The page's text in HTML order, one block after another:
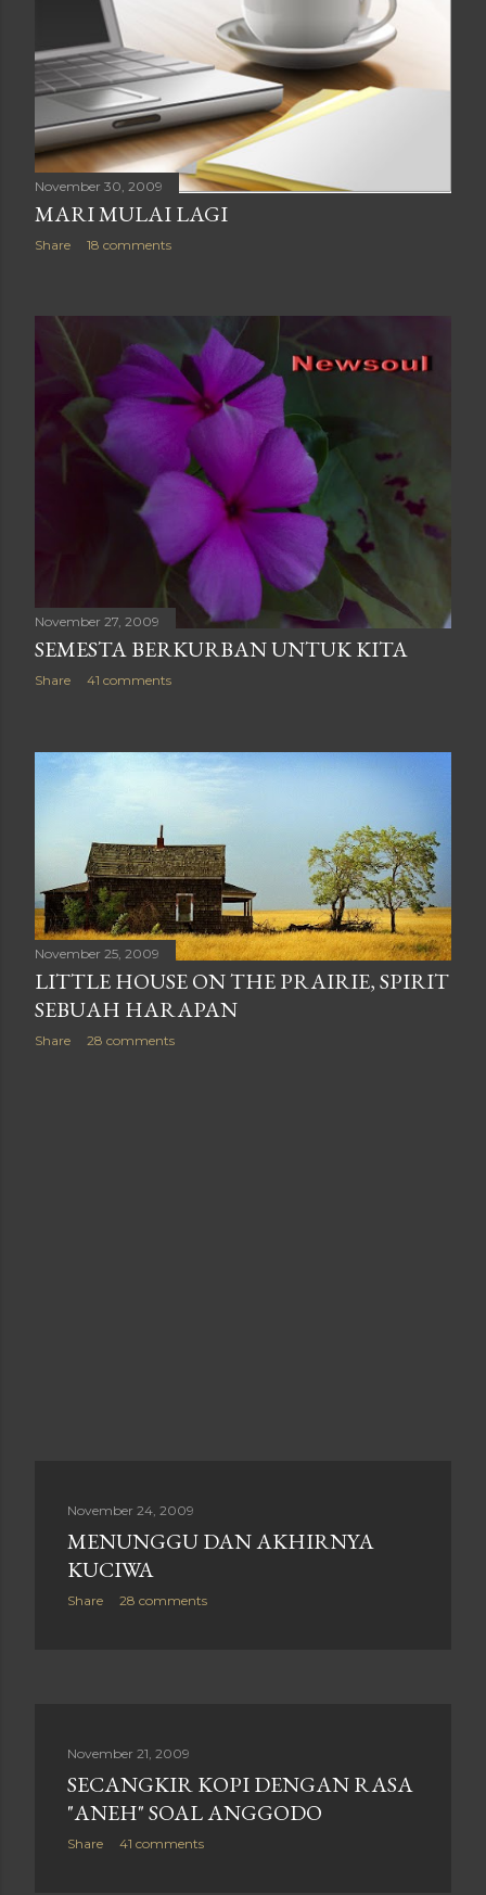
November 30, 2009
MARI MULAI LAGI
Share 18 comments
November 27, 2009
SEMESTA BERKURBAN UNTUK KITA
Share 41 comments
November 25, 2009
LITTLE HOUSE ON THE PRAIRIE, SPIRIT
SEBUAH HARAPAN
Share 28 comments
November 24, 2009
MENUNGGU DAN AKHIRNYA
KUCIWA
Share 28 comments
November 21, 2009
SECANGKIR KOPI DENGAN RASA
"ANEH" SOAL ANGGODO
Share 41 comments